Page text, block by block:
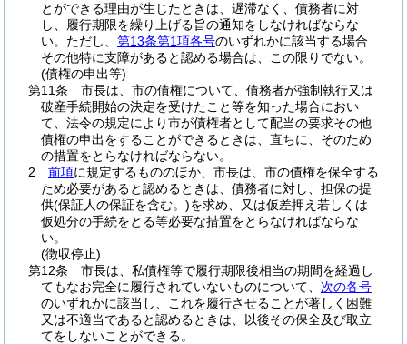
とができる理由が生じたときは、遅滞なく、債務者に対
し、履行期限を繰り上げる旨の通知をしなければならな
い。 ただし、 第13条第1項各号のいずれかに該当する場合
その他特に支障があると認める場合は、この限りでない。
(債権の申出等)
第11条
市長は、市の債権について、債務者が強制執行又は
破産手続開始の決定を受けたこと等を知った場合におい
て、法令の規定により市が債権者として配当の要求その他
債権の申出をすることができるときは、直ちに、そのため
の措置をとらなければならない。
2
前項に規定するもののほか、市長は、市の債権を保全する
ため必要があると認めるときは、債務者に対し、担保の提
供(保証人の保証を含む。)を求め、又は仮差押え若しくは
仮処分の手続をとる等必要な措置をとらなければならな
い。
(徴収停止)
第12条
市長は、私債権等で履行期限後相当の期間を経過し
てもなお完全に履行されていないものについて、 次の各号
のいずれかに該当し、これを履行させることが著しく困難
又は不適当であると認めるときは、以後その保全及び取立
てをしないことができる。